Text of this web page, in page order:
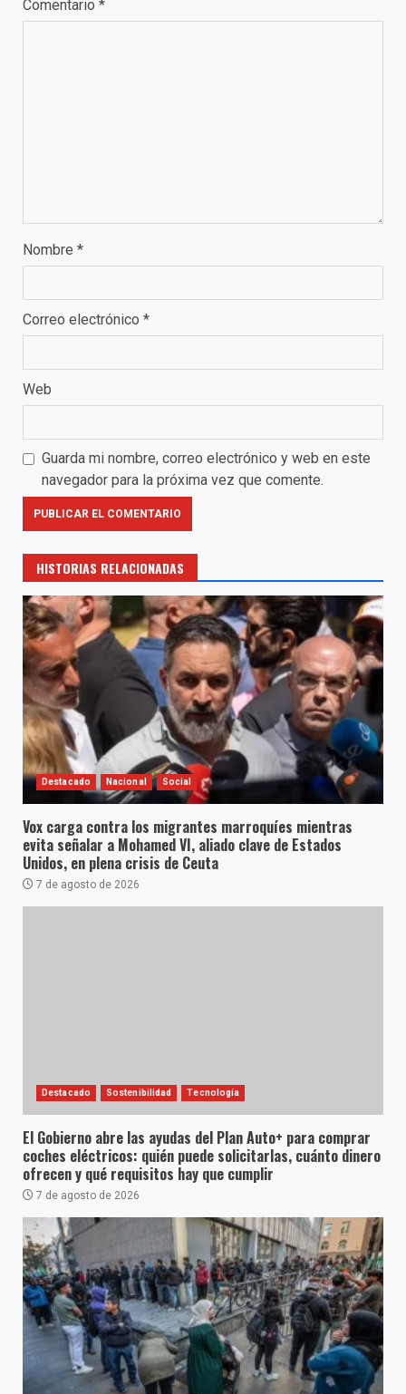
Comentario *
Nombre *
Correo electrónico *
Web
Guarda mi nombre, correo electrónico y web en este
navegador para la próxima vez que comente.
HISTORIAS RELACIONADAS
Destacado Nacional Social
Vox carga contra los migrantes marroquíes mientras
evita señalar a Mohamed VI, aliado clave de Estados
Unidos, en plena crisis de Ceuta
7 de agosto de 2026
Destacado Sostenibilidad Tecnología
El Gobierno abre las ayudas del Plan Auto+ para comprar
coches eléctricos: quién puede solicitarlas, cuánto dinero
ofrecen y qué requisitos hay que cumplir
7 de agosto de 2026